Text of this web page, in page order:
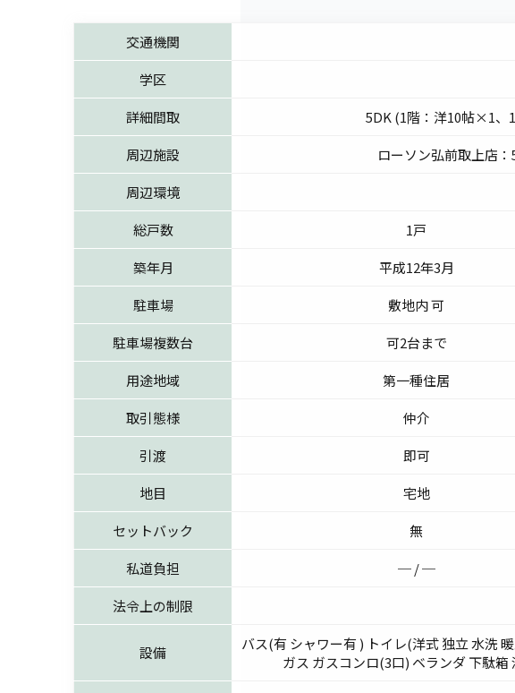
交通機関
学区
詳細間取
5DK (1階：洋10帖×1
周辺施設
ローソン弘前取上店
周辺環境
総戸数
1戸
築年月
平成12年3月
駐車場
敷地内 可
駐車場複数台
可2台まで
用途地域
第一種住居
取引態様
仲介
引渡
即可
地目
宅地
セットバック
無
私道負担
─ / ─
法令上の制限
設備
バス(有 シャワー有 ) トイレ(洋式 独立 水洗
ガス ガスコンロ(3口) ベランダ 下駄